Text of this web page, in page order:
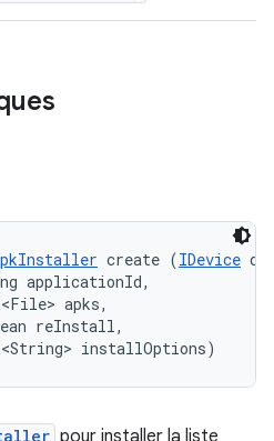
create (IDevice
applicationId,
apks,
reInstall,
installOptions)
pour installer la liste